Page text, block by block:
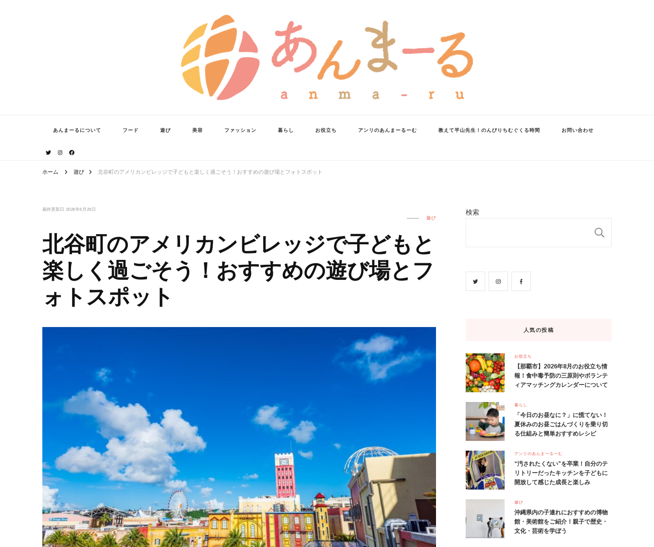
あんまーるについて フード 遊び 美容 ファッション 暮らし お役立ち アンリのあんまーるーむ 教えて平山先生！のんびりちむぐくる時間 お問い合わせ
ホーム 遊び 北谷町のアメリカンビレッジで子どもと楽しく過ごそう！おすすめの遊び場とフォトスポット
最終更新日 2026年6月29日
遊び
北谷町のアメリカンビレッジで子どもと
楽しく過ごそう！おすすめの遊び場とフ
ォトスポット
検索
人気の投稿
お役立ち
【那覇市】2026年8月のお役立ち情
報！食中毒予防の三原則やボランテ
ィアマッチングカレンダーについて
暮らし
「今日のお昼なに？」に慌てない！
夏休みのお昼ごはんづくりを乗り切
る仕組みと簡単おすすめレシピ
アンリのあんまーるーむ
“汚されたくない”を卒業！自分のテ
リトリーだったキッチンを子どもに
開放して感じた成長と楽しみ
遊び
沖縄県内の子連れにおすすめの博物
館・美術館をご紹介！親子で歴史・
文化・芸術を学ぼう